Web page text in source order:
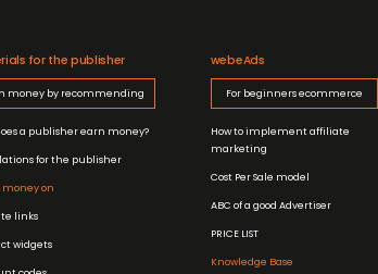
for the publisher
money by recommending
a publisher earn money?
for the publisher
money on
links
widgets
webeAds
For beginners ecommerce
How to implement affiliate
marketing
Cost Per Sale model
ABC of a good Advertiser
PRICE LIST
Knowledge Base